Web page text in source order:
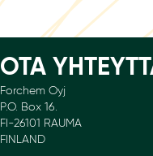
OTA
Forchem Oyj
P.O. Box 16.
FI-26101 RAUMA
FINLAND